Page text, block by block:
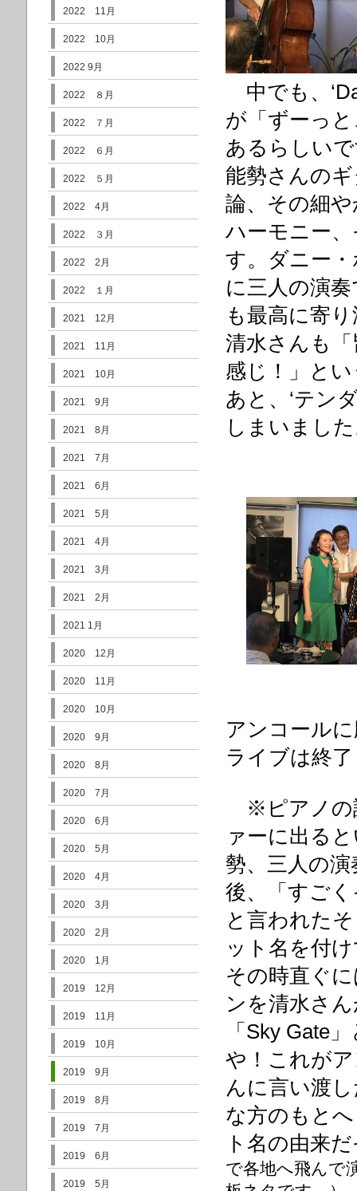
中でも、
が「ずーっ
あるらしい
能勢さんの
論、その細
ハーモニー
す。ダニー
に三人の演
も最高に寄
清水さんも
感じ！」
と
あと、‘テン
しまいまし
アンコールに
ライブは終
※ピアノの
ァーに出る
勢、三人の
後、「すご
と言われた
ット名を付
その時直ぐ
ンを清水さ
「Sky Gate
や！これが
んに言い渡
な方のもと
ト名の由来
で各地へ飛んで
2022 11月
2022 10月
2022 9月
2022 ８月
2022 ７月
2022 ６月
2022 ５月
2022 4月
2022 ３月
2022 2月
2022 １月
2021 12月
2021 11月
2021 10月
2021 9月
2021 8月
2021 7月
2021 6月
2021 5月
2021 4月
2021 3月
2021 2月
2021 1月
2020 12月
2020 11月
2020 10月
2020 9月
2020 8月
2020 7月
2020 6月
2020 5月
2020 4月
2020 3月
2020 2月
2020 1月
2019 12月
2019 11月
2019 10月
2019 9月
2019 8月
2019 7月
2019 6月
2019 5月